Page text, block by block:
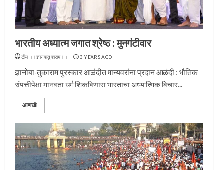
भारतीय अध्यात्म जगात श्रेष्ठ : मुनगंटीवार
टीम ।।ज्ञानबातुकाराम।। 3 YEARS AGO
ज्ञानोबा-तुकाराम पुरस्कार आळंदीत मान्यवरांना प्रदान आळंदी : भौतिक
संपत्तीपेक्षा मानवता धर्म शिकविणारा भारताचा अध्यात्मिक विचार...
आणखी